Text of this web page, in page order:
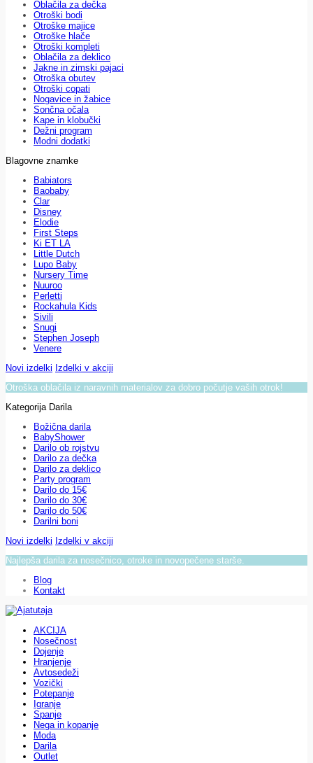
Oblačila za dečka
Otroški bodi
Otroške majice
Otroške hlače
Otroški kompleti
Oblačila za deklico
Jakne in zimski pajaci
Otroška obutev
Otroški copati
Nogavice in žabice
Sončna očala
Kape in klobučki
Dežni program
Modni dodatki
Blagovne znamke
Babiators
Baobaby
Clar
Disney
Elodie
First Steps
Ki ET LA
Little Dutch
Lupo Baby
Nursery Time
Nuuroo
Perletti
Rockahula Kids
Sivili
Snugi
Stephen Joseph
Venere
Novi izdelki Izdelki v akciji
Otroška oblačila iz naravnih materialov za dobro počutje vaših otrok!
Kategorija Darila
Božična darila
BabyShower
Darilo ob rojstvu
Darilo za dečka
Darilo za deklico
Party program
Darilo do 15€
Darilo do 30€
Darilo do 50€
Darilni boni
Novi izdelki Izdelki v akciji
Najlepša darila za nosečnico, otroke in novopečene starše.
Blog
Kontakt
AKCIJA
Nosečnost
Dojenje
Hranjenje
Avtosedeži
Vozički
Potepanje
Igranje
Spanje
Nega in kopanje
Moda
Darila
Outlet